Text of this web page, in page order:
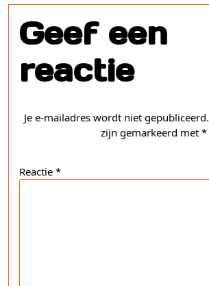
Geef een
reactie
Je e-mailadres wordt niet gepubliceerd.
zijn gemarkeerd met *
Reactie *